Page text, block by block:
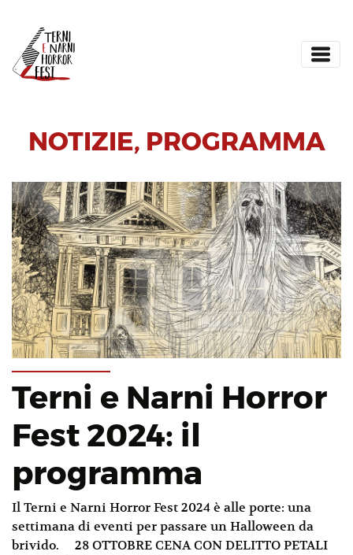
NOTIZIE, PROGRAMMA
Terni e Narni Horror
Fest 2024: il
programma
Il Terni e Narni Horror Fest 2024 è alle porte: una
settimana di eventi per passare un Halloween da
brivido. 28 OTTOBRE CENA CON DELITTO PETALI